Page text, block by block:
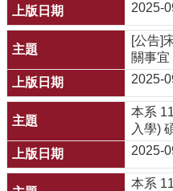
2025-
[公告]
關事宜
2025-
本系
入學)
2025-
本系